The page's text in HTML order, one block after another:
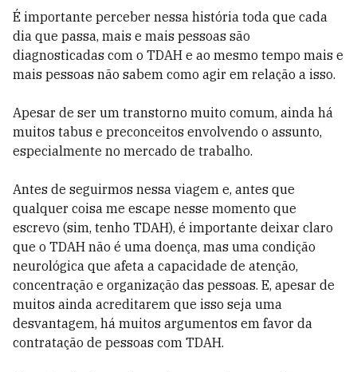
É importante perceber nessa história toda que cada
dia que passa, mais e mais pessoas são
diagnosticadas com o TDAH e ao mesmo tempo mais e
mais pessoas não sabem como agir em relação a isso.
Apesar de ser um transtorno muito comum, ainda há
muitos tabus e preconceitos envolvendo o assunto,
especialmente no mercado de trabalho.
Antes de seguirmos nessa viagem e, antes que
qualquer coisa me escape nesse momento que
escrevo (sim, tenho TDAH), é importante deixar claro
que o TDAH não é uma doença, mas uma condição
neurológica que afeta a capacidade de atenção,
concentração e organização das pessoas. E, apesar de
muitos ainda acreditarem que isso seja uma
desvantagem, há muitos argumentos em favor da
contratação de pessoas com TDAH.